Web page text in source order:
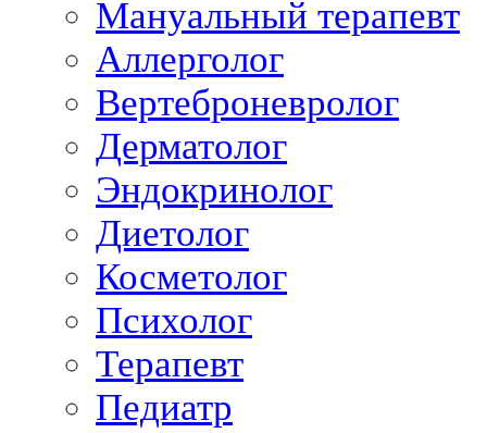
Мануальный терапевт
Аллерголог
Вертеброневролог
Дерматолог
Эндокринолог
Диетолог
Косметолог
Психолог
Терапевт
Педиатр